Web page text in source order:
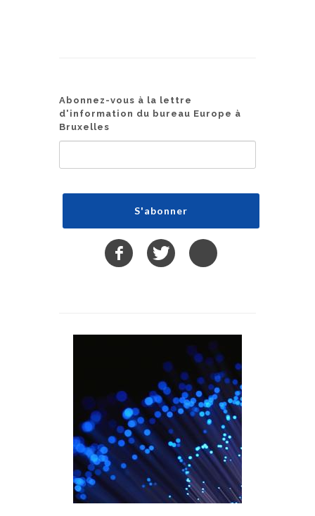
Abonnez-vous à la lettre
d'information du bureau Europe à
Bruxelles